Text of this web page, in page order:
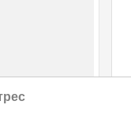
ПОЭМА